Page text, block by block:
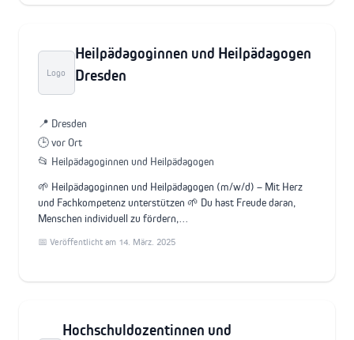
Logo
Heilpädagoginnen und Heilpädagogen
Dresden
📍 Dresden
🕒 vor Ort
📂 Heilpädagoginnen und Heilpädagogen
🌱 Heilpädagoginnen und Heilpädagogen (m/w/d) – Mit Herz
und Fachkompetenz unterstützen 🌱 Du hast Freude daran,
Menschen individuell zu fördern,…
📅 Veröffentlicht am 14. März. 2025
Hochschuldozentinnen und